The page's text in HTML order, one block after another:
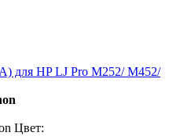
для HP LJ Pro M252/ M452/
Цвет: